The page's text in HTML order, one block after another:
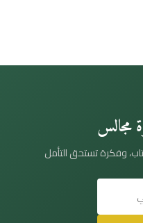
مجالس
وفكرة تستحق التأمل